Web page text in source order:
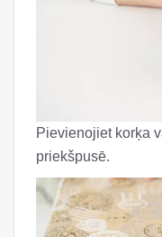
Pievienojiet korķa
priekšpusē.